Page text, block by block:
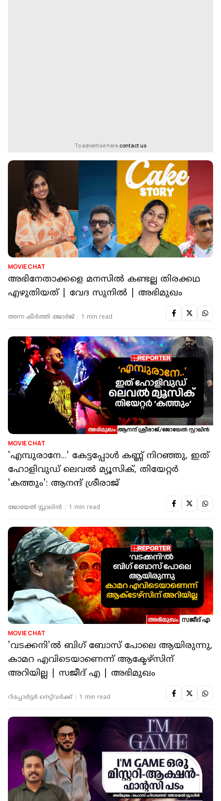
To advertise here, contact us
MOVIE CHAT
അഭിനേതാക്കളെ മനസില്‍ കണ്ടല്ല തിരക്കഥ
എഴുതിയത് | വേദ സുനില്‍ | അഭിമുഖം
അന്ന കീര്‍‌ത്തി ജോര്‍ജ് 1 min read
MOVIE CHAT
'എമ്പുരാനേ...' കേട്ടപ്പോൾ കണ്ണ് നിറഞ്ഞു, ഇത്
ഹോളിവുഡ് ലെവൽ മ്യൂസിക്, തിയേറ്റർ
'കത്തും': ആനന്ദ് ശ്രീരാജ്
ജോയേല്‍ സ്റ്റാലിന്‍ 1 min read
MOVIE CHAT
'വടക്കനി'ൽ ബിഗ് ബോസ് പോലെ ആയിരുന്നു,
കാമറ എവിടെയാണെന്ന് ആക്ടേഴ്‌സിന്
അറിയില്ല | സജീദ് എ | അഭിമുഖം
റിപ്പോർട്ടർ നെറ്റ്‌വര്‍ക്ക്‌ 1 min read